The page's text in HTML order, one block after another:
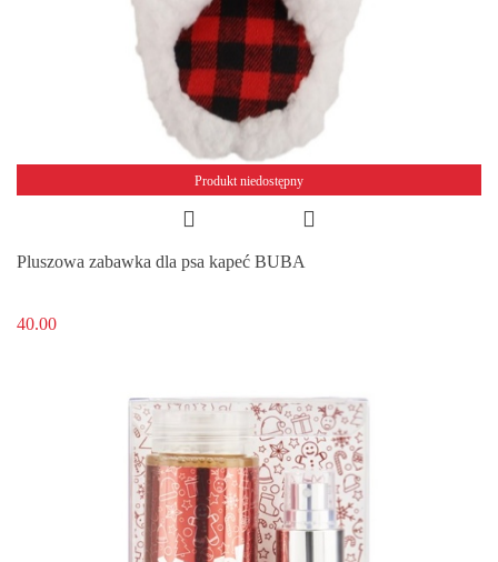
Produkt niedostępny
Pluszowa zabawka dla psa kapeć BUBA
40.00